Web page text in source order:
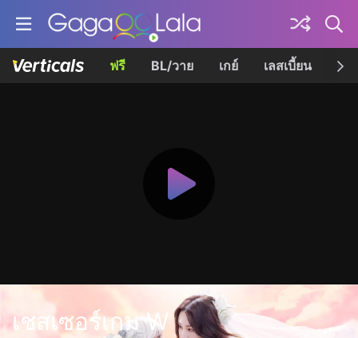
ฟรี BL/วาย เกย์ เลสเบี้ยน เค
เชสเซอร์เกม W